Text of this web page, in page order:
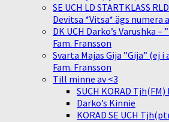
SE UCH LD STARTKLASS
Devitsa *Vitsa* ägs numera
DK UCH Darko’s Varushka –
Fam. Fransson
Svarta Majas Gija ”Gija” (ej
Fam. Fransson
Till minne av <3
SUCH KORAD Tjh(FM)
Darko’s Kinnie
KORAD SE UCH